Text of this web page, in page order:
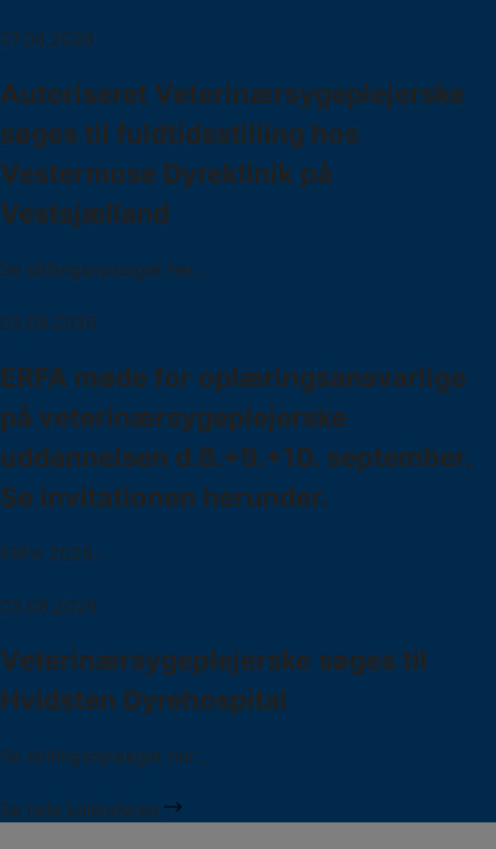
07.08.2026
Autoriseret Veterinærsygeplejerske
søges til fuldtidsstilling hos
Vestermose Dyreklinik på
Vestsjælland
Se stillingsopslaget her...
05.08.2026
ERFA møde for oplæringsansvarlige
på veterinærsygeplejerske
uddannelsen d.8.+9.+10. september.
Se invitationen herunder.
ERFA 2026...
03.08.2026
Veterinærsygeplejerske søges til
Hvidsten Dyrehospital
Se stillingsopslaget her...
Se hele kalenderen